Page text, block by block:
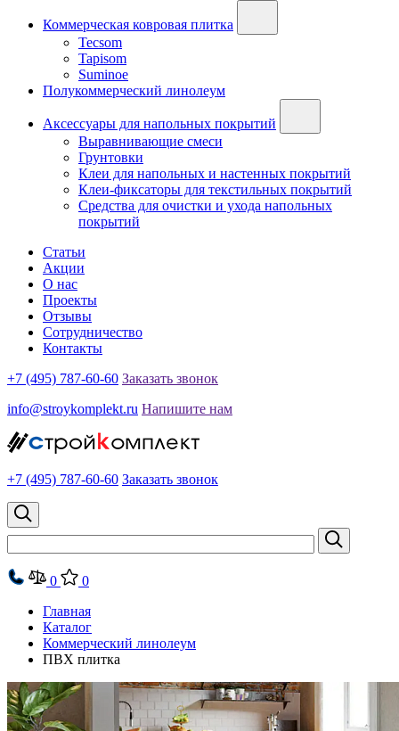
Коммерческая ковровая плитка
Tecsom
Tapisom
Suminoe
Полукоммерческий линолеум
Аксессуары для напольных покрытий
Выравнивающие смеси
Грунтовки
Клеи для напольных и настенных покрытий
Клеи-фиксаторы для текстильных покрытий
Средства для очистки и ухода напольных
покрытий
Статьи
Акции
О нас
Проекты
Отзывы
Сотрудничество
Контакты
+7 (495) 787-60-60 Заказать звонок
info@stroykomplekt.ru Напишите нам
+7 (495) 787-60-60 Заказать звонок
0
0
Главная
Каталог
Коммерческий линолеум
ПВХ плитка